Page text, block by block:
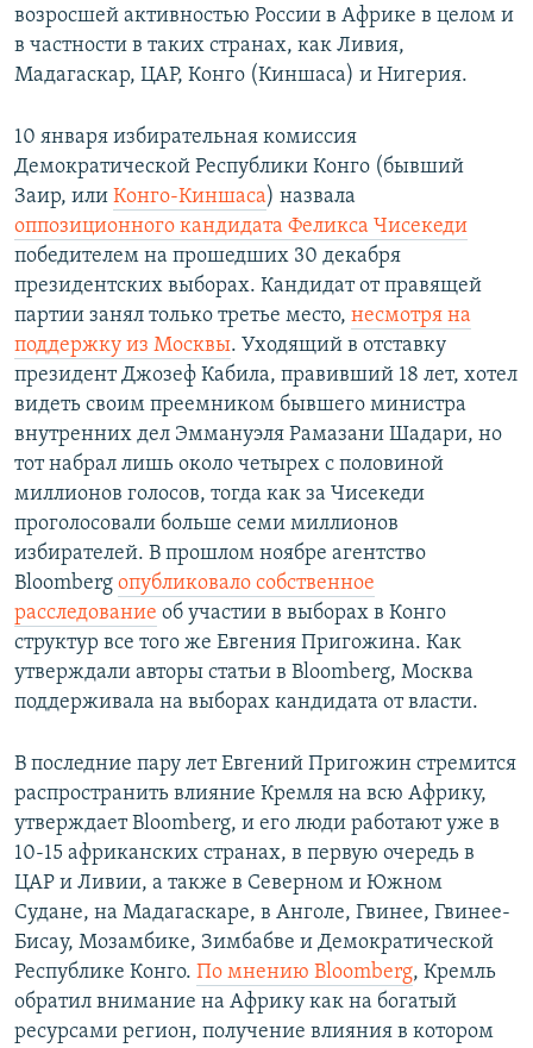
возросшей активностью России в Африке в целом и
в частности в таких странах, как Ливия,
Мадагаскар, ЦАР, Конго (Киншаса) и Нигерия.
10 января избирательная комиссия
Демократической Республики Конго (бывший
Заир, или Конго-Киншаса) назвала
оппозиционного кандидата Феликса Чисекеди
победителем на прошедших 30 декабря
президентских выборах. Кандидат от правящей
партии занял только третье место, несмотря на
поддержку из Москвы. Уходящий в отставку
президент Джозеф Кабила, правивший 18 лет, хотел
видеть своим преемником бывшего министра
внутренних дел Эммануэля Рамазани Шадари, но
тот набрал лишь около четырех с половиной
миллионов голосов, тогда как за Чисекеди
проголосовали больше семи миллионов
избирателей. В прошлом ноябре агентство
Bloomberg опубликовало собственное
расследование об участии в выборах в Конго
структур все того же Евгения Пригожина. Как
утверждали авторы статьи в Bloomberg, Москва
поддерживала на выборах кандидата от власти.
В последние пару лет Евгений Пригожин стремится
распространить влияние Кремля на всю Африку,
утверждает Bloomberg, и его люди работают уже в
10-15 африканских странах, в первую очередь в
ЦАР и Ливии, а также в Северном и Южном
Судане, на Мадагаскаре, в Анголе, Гвинее, Гвинее-
Бисау, Мозамбике, Зимбабве и Демократической
Республике Конго. По мнению Bloomberg, Кремль
обратил внимание на Африку как на богатый
ресурсами регион, получение влияния в котором